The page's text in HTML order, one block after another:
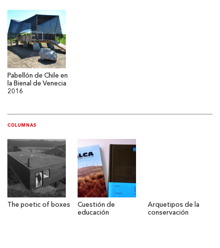
Pabellón de Chile en
la Bienal de Venecia
2016
COLUMNAS
The poetic of boxes
Cuestión de
educación
Arquetipos de la
conservación